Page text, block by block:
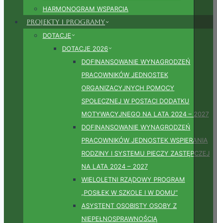
HARMONOGRAM WSPARCIA
Projekty i Programy
DOTACJE
DOTACJE 2026
DOFINANSOWANIE WYNAGRODZEŃ
PRACOWNIKÓW JEDNOSTEK
ORGANIZACYJNYCH POMOCY
SPOŁECZNEJ W POSTACI DODATKU
MOTYWACYJNEGO NA LATA 2024 – 2027
DOFINANSOWANIE WYNAGRODZEŃ
PRACOWNIKÓW JEDNOSTEK WSPIERANIA
RODZINY I SYSTEMU PIECZY ZASTĘPCZEJ
NA LATA 2024 – 2027
WIELOLETNI RZĄDOWY PROGRAM
„POSIŁEK W SZKOLE I W DOMU”
ASYSTENT OSOBISTY OSOBY Z
NIEPEŁNOSPRAWNOŚCIĄ